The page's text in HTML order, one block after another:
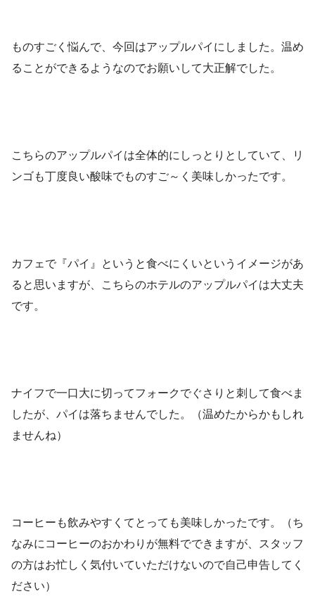
ものすごく悩んで、今回はアップルパイにしました。温め
ることができるようなのでお願いして大正解でした。
こちらのアップルパイは全体的にしっとりとしていて、リ
ンゴも丁度良い酸味でものすご～く美味しかったです。
カフェで『パイ』というと食べにくいというイメージがあ
ると思いますが、こちらのホテルのアップルパイは大丈夫
です。
ナイフで一口大に切ってフォークでぐさりと刺して食べま
したが、パイは落ちませんでした。（温めたからかもしれ
ませんね）
コーヒーも飲みやすくてとっても美味しかったです。（ち
なみにコーヒーのおかわりが無料でできますが、スタッフ
の方はお忙しく気付いていただけないので自己申告してく
ださい）